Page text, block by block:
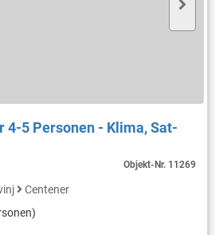
4-5 Personen - Klima, Sat-
Objekt-Nr. 11269
Centener